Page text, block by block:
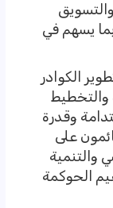
بما يسهم في
الكوادر
والتخطيط
وقدرة
على
والتنمية
الحوكمة